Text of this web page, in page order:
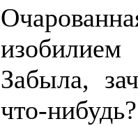
изобилием
Забыла,
что-